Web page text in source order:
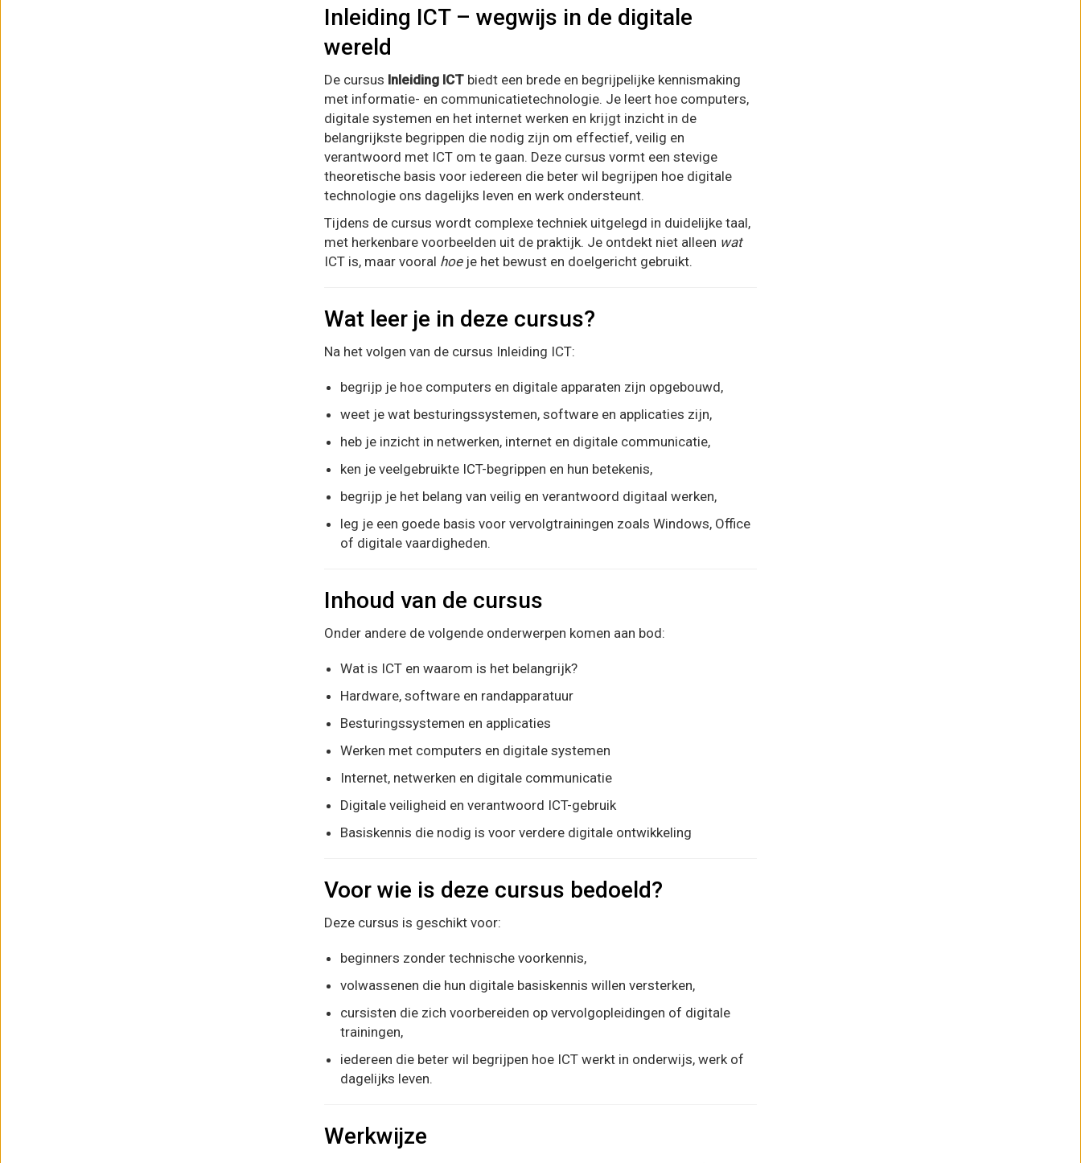
Inleiding ICT – wegwijs in de digitale
wereld
De cursus Inleiding ICT biedt een brede en begrijpelijke kennismaking
met informatie- en communicatietechnologie. Je leert hoe computers,
digitale systemen en het internet werken en krijgt inzicht in de
belangrijkste begrippen die nodig zijn om effectief, veilig en
verantwoord met ICT om te gaan. Deze cursus vormt een stevige
theoretische basis voor iedereen die beter wil begrijpen hoe digitale
technologie ons dagelijks leven en werk ondersteunt.
Tijdens de cursus wordt complexe techniek uitgelegd in duidelijke taal,
met herkenbare voorbeelden uit de praktijk. Je ontdekt niet alleen wat
ICT is, maar vooral hoeje het bewust en doelgericht gebruikt.
Wat leer je in deze cursus?
Na het volgen van de cursus Inleiding ICT:
begrijp je hoe computers en digitale apparaten zijn opgebouwd,
weet je wat besturingssystemen, software en applicaties zijn,
heb je inzicht in netwerken, internet en digitale communicatie,
ken je veelgebruikte ICT-begrippen en hun betekenis,
begrijp je het belang van veilig en verantwoord digitaal werken,
leg je een goede basis voor vervolgtrainingen zoals Windows, Office
of digitale vaardigheden.
Inhoud van de cursus
Onder andere de volgende onderwerpen komen aan bod:
Wat is ICT en waarom is het belangrijk?
Hardware, software en randapparatuur
Besturingssystemen en applicaties
Werken met computers en digitale systemen
Internet, netwerken en digitale communicatie
Digitale veiligheid en verantwoord ICT-gebruik
Basiskennis die nodig is voor verdere digitale ontwikkeling
Voor wie is deze cursus bedoeld?
Deze cursus is geschikt voor:
beginners zonder technische voorkennis,
volwassenen die hun digitale basiskennis willen versterken,
cursisten die zich voorbereiden op vervolgopleidingen of digitale
trainingen,
iedereen die beter wil begrijpen hoe ICT werkt in onderwijs, werk of
dagelijks leven.
Werkwijze